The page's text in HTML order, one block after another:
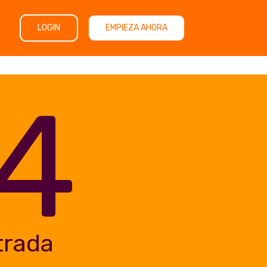
LOGIN EMPIEZA AHORA